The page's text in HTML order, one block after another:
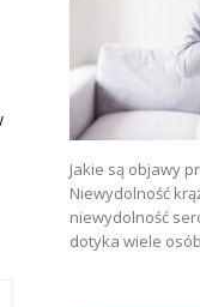
Jakie są objawy
Niewydolność
niewydolność
dotyka wiele